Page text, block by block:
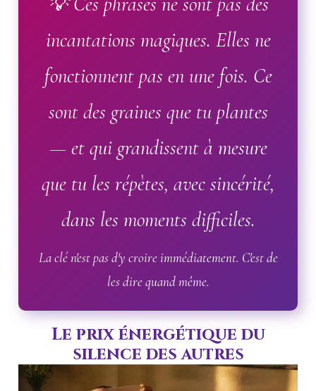
incantations magiques. Elles ne
fonctionnent pas en une fois. Ce
sont des graines que tu plantes
— et qui grandissent à mesure
que tu les répètes, avec sincérité,
dans les moments difficiles.
La clé n'est pas d'y croire immédiatement. C'est de
les dire quand même.
Le prix énergétique du
silence des autres